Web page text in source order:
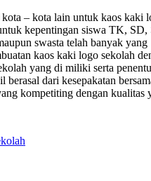
– kota lain untuk kaos kaki
kepentingan siswa TK, SD,
swasta telah banyak yang
kaos kaki logo sekolah
yang di miliki serta
berasal dari kesepakatan
kompetiting dengan kualitas